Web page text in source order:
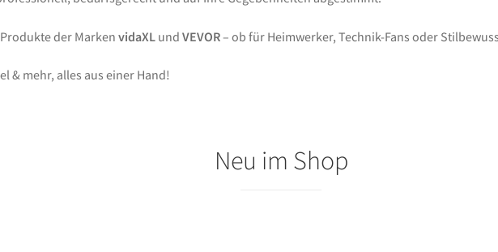
der MarkenvidaXL undVEVOR– ob für Heimwerker, Technik-Fans oder
& mehr, alles aus einer Hand!
Neu im Shop